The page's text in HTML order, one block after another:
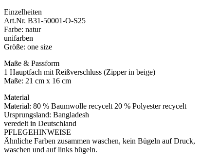
Einzelheiten
Art.Nr. B31-50001-O-S25
Farbe: natur
unifarben
Größe: one size
Maße & Passform
1 Hauptfach mit Reißverschluss (Zipper in beige)
Maße: 21 cm x 16 cm
Material
Material: 80 % Baumwolle recycelt 20 % Polyester recycelt
Ursprungsland: Bangladesh
veredelt in Deutschland
PFLEGEHINWEISE
Ähnliche Farben zusammen waschen, kein Bügeln auf Druck,
waschen und auf links bügeln.